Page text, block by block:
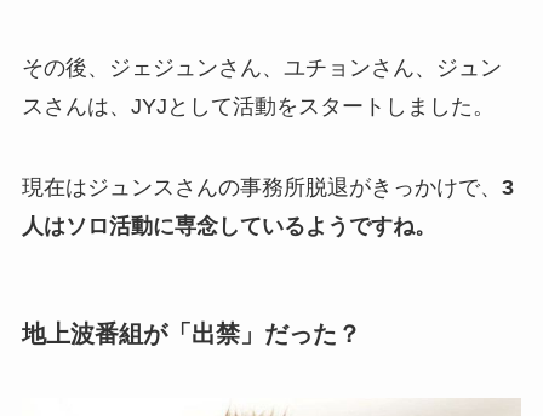
その後、ジェジュンさん、ユチョンさん、ジュン
スさんは、JYJとして活動をスタートしました。
現在はジュンスさんの事務所脱退がきっかけで、 3
人はソロ活動に専念しているようですね。
地上波番組が「出禁」だった？